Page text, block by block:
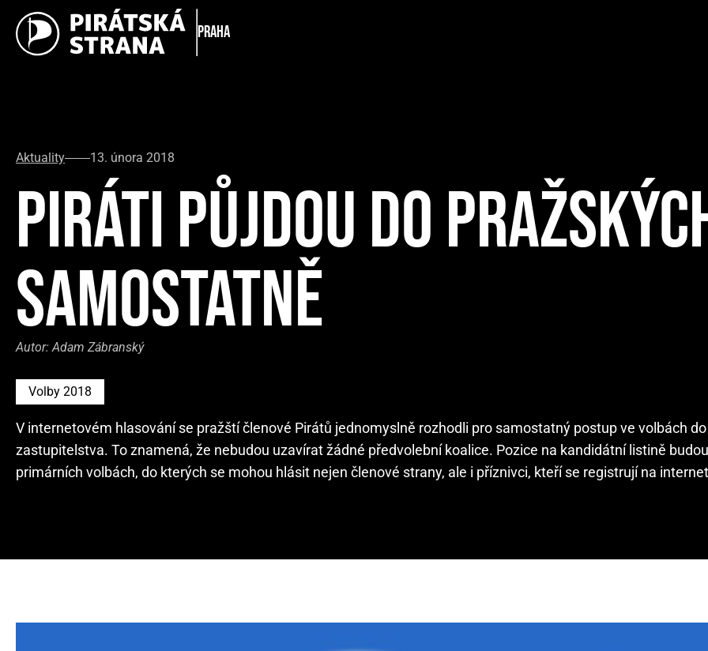
Praha
Aktuality 13. února 2018
PIRÁTI PŮJDOU DO
SAMOSTATNĚ
Autor:Adam Zábranský
Volby 2018
V internetovém hlasování se pražští členové Pirátů jednomyslně rozhodli pro samostatný postup ve volbách
zastupitelstva. To znamená, že nebudou uzavírat žádné předvolební koalice. Pozice na kandidátní listině
primárních volbách, do kterých se mohou hlásit nejen členové strany, ale i příznivci, kteří se registrují na